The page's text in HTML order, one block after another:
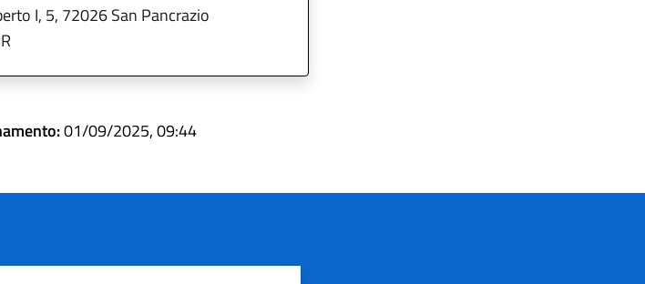
I, 5, 72026 San Pancrazio
01/09/2025, 09:44